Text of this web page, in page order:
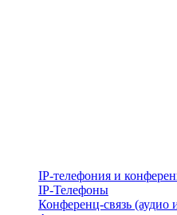
IP-телефония и
IP-Телефоны
Конференц-связь (аудио